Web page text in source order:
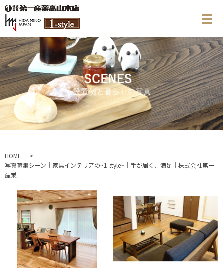
メ
HOME
写真募集シーン｜家具インテリアの~1-style~｜手が届く、満足｜株式会社第一
産業